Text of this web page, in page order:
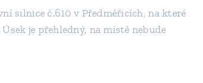
silnice č.610 v Předměřicích, na které
je přehledný, na místě nebude